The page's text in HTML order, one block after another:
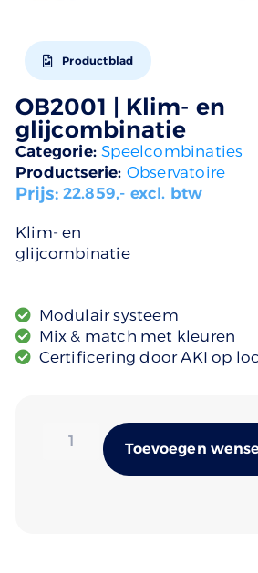
Productblad
OB2001 | Klim- en
glijcombinatie
Categorie:Speelcombinaties
Productserie: Observatoire
Prijs:22.859,- excl. btw
Klim- en
glijcombinatie
Modulair systeem
Mix & match met kleuren
Certificering door AKI op
Toevoegen